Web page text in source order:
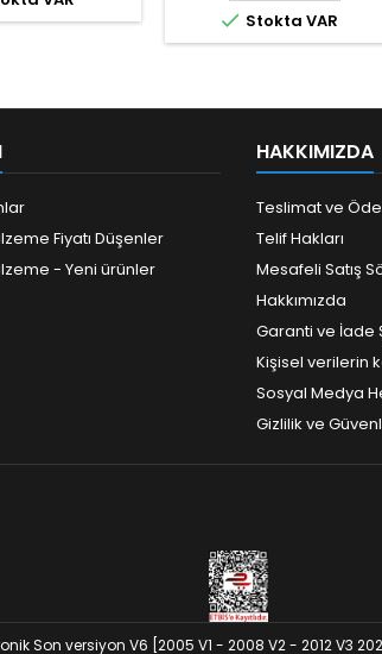
 Stokta VAR
Fiyatı Düşenler
- Yeni ürünler
HAKKIMIZDA
Teslimat ve
Telif Hakları
Mesafeli Satış
Hakkımızda
Garanti ve İade
Kişisel verilerin
Sosyal Medya
Gizlilik ve
Son versiyon V6 [2005 V1 - 2008 V2 - 2012 V3